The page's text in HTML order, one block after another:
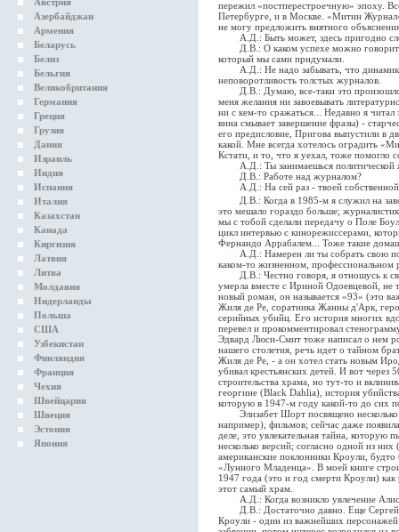
Азербайджан
Армения
Беларусь
Белиз
Бельгия
Великобритания
Германия
Греция
Грузия
Дания
Израиль
Индия
Испания
Италия
Казахстан
Канада
Киргизия
Латвия
Литва
Молдавия
Нидерланды
Польша
США
Узбекистан
Финляндия
Франция
Чехия
Швейцария
Швеция
Эстония
Япония
пережил «постперестроечную» эпоху.
Петербурге, и в Москве. «Митин
не могу предложить внятного
А.Д.: Быть может, здесь пригодно
Д.В.: О каком успехе можно говорить
который мы сами придумали.
А.Д.: Не надо забывать, что
неповоротливость толстых журналов.
Д.В.: Думаю, все-таки это произошло
меня желания ни завоевывать
ни с кем-то сражаться... Недавно я читал
вина смывает завершение фразы) -
его предисловие, Пригова выпустили в
какой. Мне всегда хотелось оградить
Кстати, и то, что я уехал, тоже помогло
А.Д.: Ты занимаешься политической
Д.В.: Работе над журналом?
А.Д.: На сей раз - твоей собственной
Д.В.: Когда в 1985-м я служил на
это мешало гораздо больше;
мы с тобой сделали передачу о Поле
цикл интервью с кинорежиссерами,
Фернандо Аррабалем... Тоже такие
А.Д.: Намерен ли ты собрать свою
каком-то жизненном, профессиональном
Д.В.: Честно говоря, я отношусь к
умерла вместе с Ириной Одоевцевой, не
новый роман, он называется «93» (это
Жиля де Ре, соратника Жанны д'Арк,
серийных убийц. Его история многих
перевел и прокомментировал
Эдвард Люси-Смит тоже написал о нем
нашего столетия, речь идет о тайном
Жиля де Ре, - а он хотел стать новым
убивал крестьянских детей. И вот через
строительства храма, но тут-то и
георгине (Black Dahlia), история
которую в 1947-м году какой-то до сих
Элизабет Шорт посвящено несколько
например), фильмов; сейчас даже
деле, это увлекательная тайна, которую
несколько версий; согласно одной из
американские поклонники Кроули,
«Лунного Младенца». В моей книге
1947 года (это и год смерти Кроули)
этот самый храм.
А.Д.: Когда возникло увлечение
Д.В.: Достаточно давно. Еще Сергей
Кроули - один из важнейших персонажей